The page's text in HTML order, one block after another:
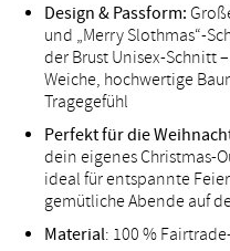
Design & Passform:
und „Merry Slothmas“-
der Brust Unisex-Schnitt
Weiche, hochwertige
Tragegefühl
Perfekt für die
dein eigenes Christmas-
ideal für entspannte
gemütliche Abende auf
Material: 100 %